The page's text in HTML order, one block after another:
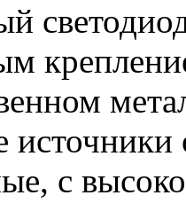
источники
с